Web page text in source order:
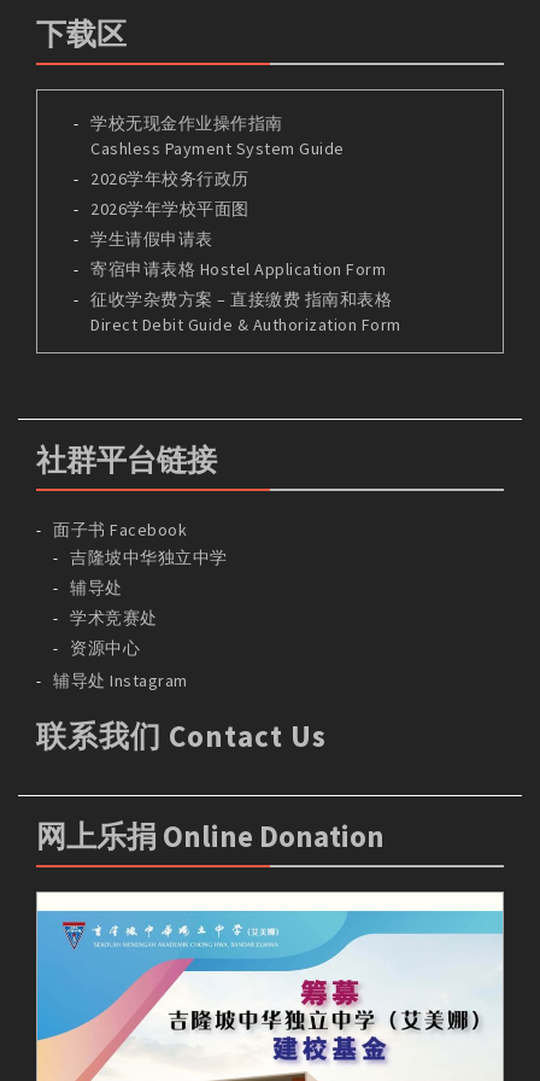
下载区
学校无现金作业操作指南
Cashless Payment System Guide
2026学年校务行政历
2026学年学校平面图
学生请假申请表
寄宿申请表格 Hostel Application Form
征收学杂费方案 – 直接缴费 指南和表格
Direct Debit Guide & Authorization Form
社群平台链接
面子书 Facebook
吉隆坡中华独立中学
辅导处
学术竞赛处
资源中心
辅导处 Instagram
联系我们 Contact Us
网上乐捐 Online Donation